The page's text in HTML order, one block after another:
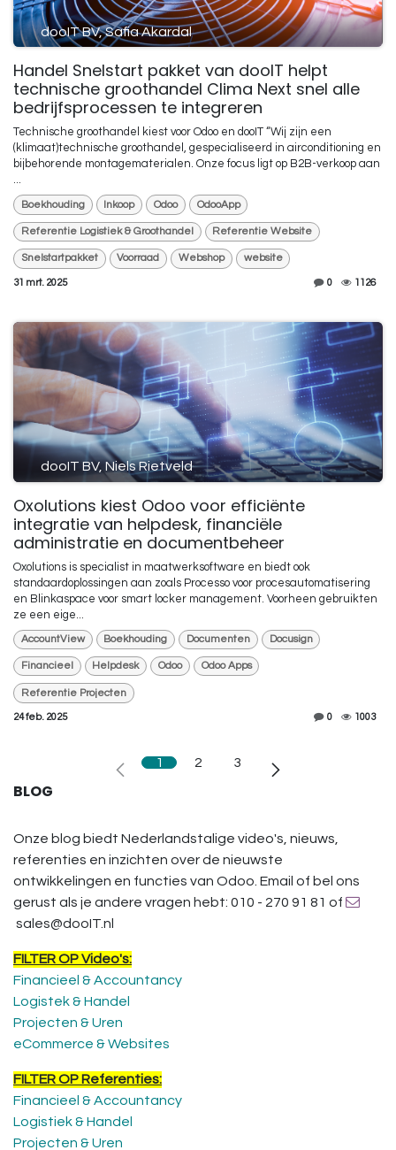
dooIT BV, Safia Akardal
Handel Snelstart pakket van dooIT helpt
technische groothandel Clima Next snel alle
bedrijfsprocessen te integreren
Technische groothandel kiest voor Odoo en dooIT “Wij zijn een
(klimaat)technische groothandel, gespecialiseerd in airconditioning en
bijbehorende montagematerialen. Onze focus ligt op B2B-verkoop aan
...
Boekhouding Inkoop Odoo OdooApp
Referentie Logistiek & Groothandel Referentie Website
Snelstartpakket Voorraad Webshop website
31 mrt. 2025 0 1126
dooIT BV, Niels Rietveld
Oxolutions kiest Odoo voor efficiënte
integratie van helpdesk, financiële
administratie en documentbeheer
Oxolutions is specialist in maatwerksoftware en biedt ook
standaardoplossingen aan zoals Processo voor procesautomatisering
en Blinkaspace voor smart locker management. Voorheen gebruikten
ze een eige...
AccountView Boekhouding Documenten Docusign
Financieel Helpdesk Odoo Odoo Apps
Referentie Projecten
24 feb. 2025 0 1003
1 2 3
BLOG
Onze blog biedt Nederlandstalige video's, nieuws,
referenties en inzichten over de nieuwste
ontwikkelingen en functies van Odoo. Email of bel ons
gerust als je andere vragen hebt: 010 - 270 91 81 of
sales@dooIT.nl
FILTER OP Video's:
Financieel & Accountancy
Logistek & Handel
Projecten & Uren
eCommerce & Websites
FILTER OP Referenties:
Financieel & Accountancy
Logistiek & Handel
Projecten & Uren